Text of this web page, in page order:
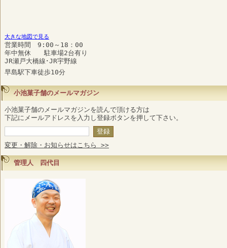
大きな地図で見る
営業時間 9:00～18：00
年中無休 駐車場2台有り
JR瀬戸大橋線･JR宇野線
早島駅下車徒歩10分
小池菓子舗のメールマガジン
小池菓子舗のメールマガジンを読んで頂ける方は
下記にメールアドレスを入力し登録ボタンを押して下さい。
変更・解除・お知らせはこちら >>
管理人 四代目